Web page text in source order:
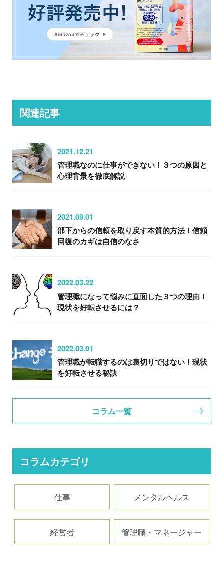
関連記事
2021.12.21
管理職なのに仕事ができない！３つの原因と
心理背景を徹底解説
2021.09.01
部下からの信頼を取り戻す本質的方法！信頼
回復のカギは自信のなさ
2022.03.22
管理職になって悩みに直面した３つの理由！
現状を好転させるには？
2022.03.01
管理職が転職するのは裏切りではない！現状
を好転させる秘訣
コラム一覧
コラムカテゴリ
仕事 メンタルヘルス
経営者 管理職・マネージャー